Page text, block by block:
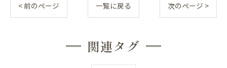
< 前のページ 一覧に戻る 次のページ >
関連タグ